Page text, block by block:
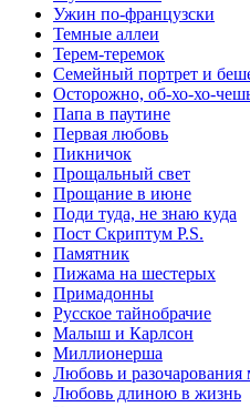
Ужин по-французски
Темные аллеи
Терем-теремок
Семейный портрет и
Осторожно, об-хо-хо-
Папа в паутине
Первая любовь
Пикничок
Прощальный свет
Прощание в июне
Поди туда, не знаю куда
Пост Скриптум P.S.
Памятник
Пижама на шестерых
Примадонны
Русское тайнобрачие
Малыш и Карлсон
Миллионерша
Любовь и разочарования
Любовь длиною в жизнь